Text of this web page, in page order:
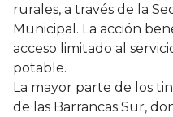
rurales, a través de la
Municipal. La acción
acceso limitado al
potable.
La mayor parte de los
de las Barrancas Sur,